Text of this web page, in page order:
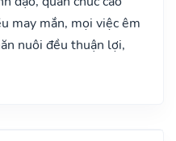
may mắn, mọi việc êm
nuôi đều thuận lợi,